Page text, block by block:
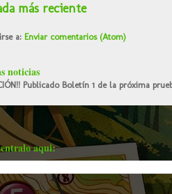
más reciente
a: Enviar comentarios (Atom)
noticias
Publicado Boletín 1 de la próxima
aqui: